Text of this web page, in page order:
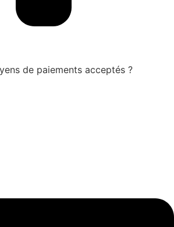
de paiements acceptés ?